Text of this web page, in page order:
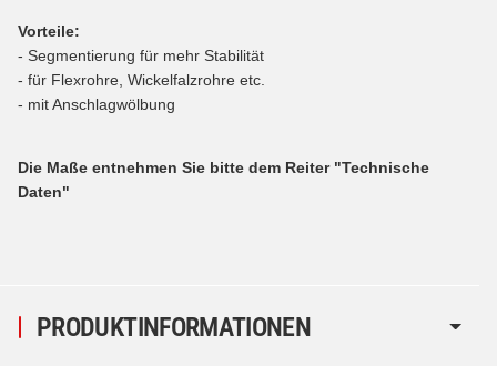
PRODUKTINFORMATIONEN
Vorteile:
- Segmentierung für mehr Stabilität
- für Flexrohre, Wickelfalzrohre etc.
- mit Anschlagwölbung
Die Maße entnehmen Sie bitte dem Reiter "Technische
Daten"